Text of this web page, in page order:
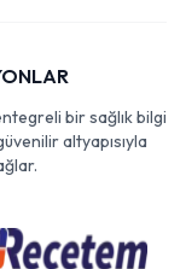
bir sağlık bilgi
altyapısıyla